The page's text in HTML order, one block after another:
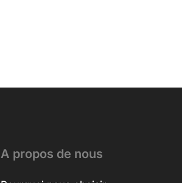
A propos de nous